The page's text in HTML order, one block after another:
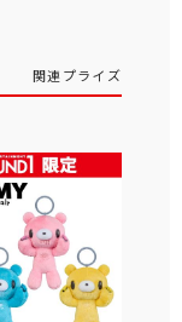
関連プライズ